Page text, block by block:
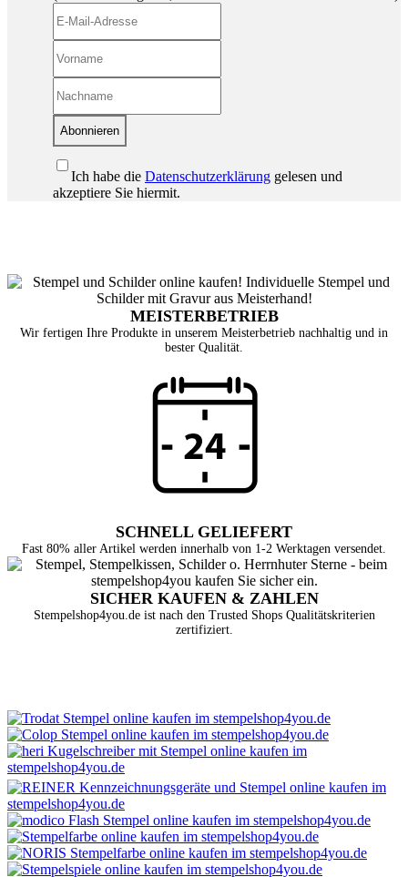
Abonnieren
Ich habe die Datenschutzerklärung gelesen und
akzeptiere Sie hiermit.
MEISTERBETRIEB
Wir fertigen Ihre Produkte in unserem Meisterbetrieb nachhaltig und in
bester Qualität.
SCHNELL GELIEFERT
Fast 80% aller Artikel werden innerhalb von 1-2 Werktagen versendet.
SICHER KAUFEN & ZAHLEN
Stempelshop4you.de ist nach den Trusted Shops Qualitätskriterien
zertifiziert.